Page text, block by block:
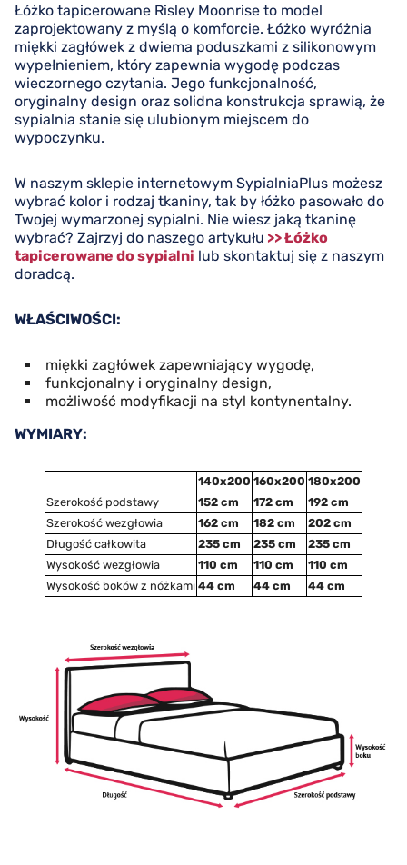
Łóżko tapicerowane Risley Moonrise to model
zaprojektowany z myślą o komforcie. Łóżko wyróżnia
miękki zagłówek z dwiema poduszkami z silikonowym
wypełnieniem, który zapewnia wygodę podczas
wieczornego czytania. Jego funkcjonalność,
oryginalny design oraz solidna konstrukcja sprawią, że
sypialnia stanie się ulubionym miejscem do
wypoczynku.
W naszym sklepie internetowym SypialniaPlus możesz
wybrać kolor i rodzaj tkaniny, tak by łóżko pasowało do
Twojej wymarzonej sypialni. Nie wiesz jaką tkaninę
wybrać? Zajrzyj do naszego artykułu >> Łóżko
tapicerowane do sypialni lub skontaktuj się z naszym
doradcą.
WŁAŚCIWOŚCI:
miękki zagłówek zapewniający wygodę,
funkcjonalny i oryginalny design,
możliwość modyfikacji na styl kontynentalny.
WYMIARY:
140x200 160x200 180x200
Szerokość podstawy
152 cm 172 cm
192 cm
Szerokość wezgłowia
162 cm 182 cm
202 cm
Długość całkowita
235 cm 235 cm
235 cm
Wysokość wezgłowia
110 cm 110 cm
110 cm
Wysokość boków z nóżkami 44 cm 44 cm 44 cm